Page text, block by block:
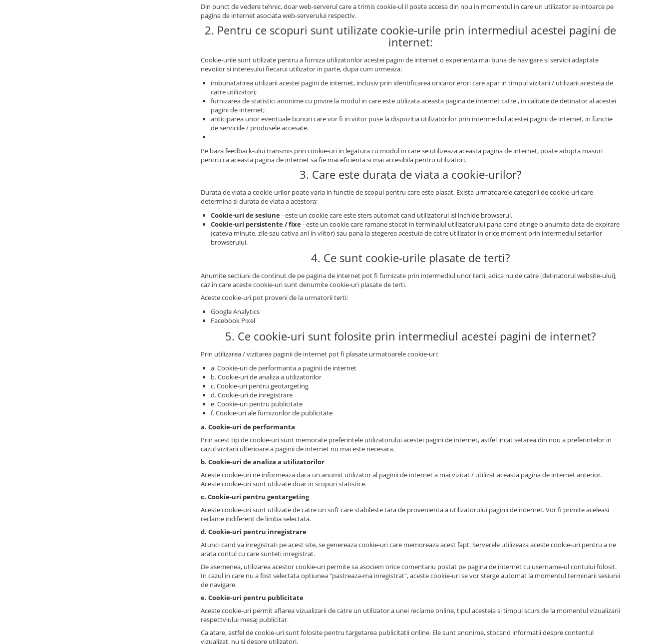
Din punct de vedere tehnic, doar web-serverul care a trimis cookie-ul il poate accesa din nou in momentul in care un utilizator se intoarce pe
pagina de internet asociata web-serverului respectiv.
2. Pentru ce scopuri sunt utilizate cookie-urile prin intermediul acestei pagini de
internet:
Cookie-urile sunt utilizate pentru a furniza utilizatorilor acestei pagini de internet o experienta mai buna de navigare si servicii adaptate
nevoilor si interesului fiecarui utilizator in parte, dupa cum urmeaza:
imbunatatirea utilizarii acestei pagini de internet, inclusiv prin identificarea oricaror erori care apar in timpul vizitarii / utilizarii acesteia de
catre utilizatori;
furnizarea de statistici anonime cu privire la modul in care este utilizata aceasta pagina de internet catre , in calitate de detinator al acestei
pagini de internet;
anticiparea unor eventuale bunuri care vor fi in viitor puse la dispozitia utilizatorilor prin intermediul acestei pagini de internet, in functie
de serviciile / produsele accesate.
Pe baza feedback-ului transmis prin cookie-uri in legatura cu modul in care se utilizeaza aceasta pagina de internet, poate adopta masuri
pentru ca aceasta pagina de internet sa fie mai eficienta si mai accesibila pentru utilizatori.
3. Care este durata de viata a cookie-urilor?
Durata de viata a cookie-urilor poate varia in functie de scopul pentru care este plasat. Exista urmatoarele categorii de cookie-uri care
determina si durata de viata a acestora:
Cookie-uri de sesiune- este un cookie care este sters automat cand utilizatorul isi inchide browserul.
Cookie-uri persistente / fixe- este un cookie care ramane stocat in terminalul utilizatorului pana cand atinge o anumita data de expirare
(cateva minute, zile sau cativa ani in viitor) sau pana la stegerea acestuia de catre utilizator in orice moment prin intermediul setarilor
browserului.
4. Ce sunt cookie-urile plasate de terti?
Anumite sectiuni de continut de pe pagina de internet pot fi furnizate prin intermediul unor terti, adica nu de catre [detinatorul website-ului],
caz in care aceste cookie-uri sunt denumite cookie-uri plasate de terti.
Aceste cookie-uri pot proveni de la urmatorii terti:
Google Analytics
Facebook Pixel
5. Ce cookie-uri sunt folosite prin intermediul acestei pagini de internet?
Prin utilizarea / vizitarea paginii de internet pot fi plasate urmatoarele cookie-uri:
a. Cookie-uri de performanta a paginii de internet
b. Cookie-uri de analiza a utilizatorilor
c. Cookie-uri pentru geotargeting
d. Cookie-uri de inregistrare
e. Cookie-uri pentru publicitate
f. Cookie-uri ale furnizorilor de publicitate
a. Cookie-uri de performanta
Prin acest tip de cookie-uri sunt memorate preferintele utilizatorului acestei pagini de internet, astfel incat setarea din nou a preferintelor in
cazul vizitarii ulterioare a paginii de internet nu mai este necesara.
b. Cookie-uri de analiza a utilizatorilor
Aceste cookie-uri ne informeaza daca un anumit utilizator al paginii de internet a mai vizitat / utilizat aceasta pagina de internet anterior.
Aceste cookie-uri sunt utilizate doar in scopuri statistice.
c. Cookie-uri pentru geotargeting
Aceste cookie-uri sunt utilizate de catre un soft care stabileste tara de provenienta a utilizatorului paginii de internet. Vor fi primite aceleasi
reclame indiferent de limba selectata.
d. Cookie-uri pentru inregistrare
Atunci cand va inregistrati pe acest site, se genereaza cookie-uri care memoreaza acest fapt. Serverele utilizeaza aceste cookie-uri pentru a ne
arata contul cu care sunteti inregistrat.
De asemenea, utilizarea acestor cookie-uri permite sa asociem orice comentariu postat pe pagina de internet cu username-ul contului folosit.
In cazul in care nu a fost selectata optiunea "pastreaza-ma inregistrat", aceste cookie-uri se vor sterge automat la momentul terminarii sesiunii
de navigare.
e. Cookie-uri pentru publicitate
Aceste cookie-uri permit aflarea vizualizarii de catre un utilizator a unei reclame online, tipul acesteia si timpul scurs de la momentul vizualizarii
respectviului mesaj publicitar.
Ca atare, astfel de cookie-uri sunt folosite pentru targetarea publicitatii online. Ele sunt anonime, stocand informatii despre contentul
vizualizat, nu si despre utilizatori.